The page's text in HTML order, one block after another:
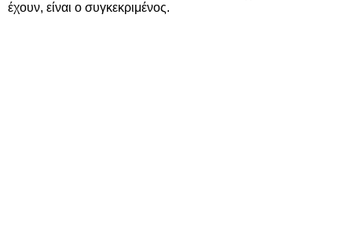
έχουν, είναι ο συγκεκριμένος.